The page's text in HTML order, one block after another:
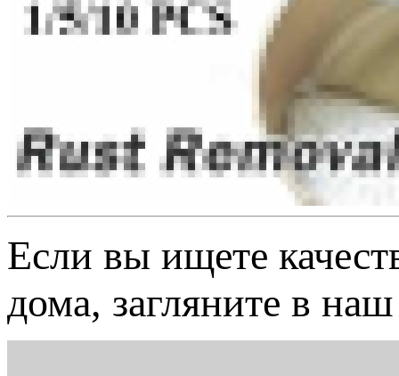
Если вы ищете
дома, загляните в